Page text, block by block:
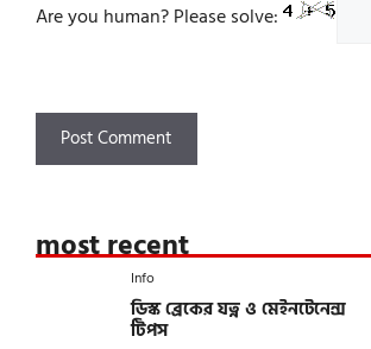
Are you human? Please solve:
most recent
Info
ডিস্ক ব্রেকের যত্ন ও মেইনটেনেন্স
টিপস